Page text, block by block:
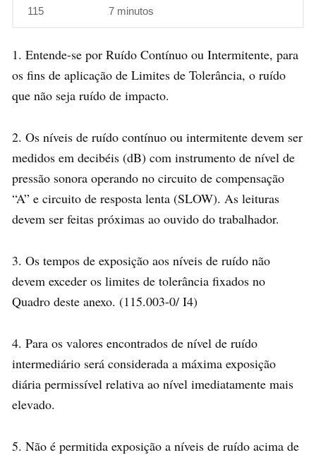
115 7 minutos
1. Entende-se por Ruído Contínuo ou Intermitente, para
os fins de aplicação de Limites de Tolerância, o ruído
que não seja ruído de impacto.
2. Os níveis de ruído contínuo ou intermitente devem ser
medidos em decibéis (dB) com instrumento de nível de
pressão sonora operando no circuito de compensação
“A” e circuito de resposta lenta (SLOW). As leituras
devem ser feitas próximas ao ouvido do trabalhador.
3. Os tempos de exposição aos níveis de ruído não
devem exceder os limites de tolerância fixados no
Quadro deste anexo. (115.003-0/ I4)
4. Para os valores encontrados de nível de ruído
intermediário será considerada a máxima exposição
diária permissível relativa ao nível imediatamente mais
elevado.
5. Não é permitida exposição a níveis de ruído acima de